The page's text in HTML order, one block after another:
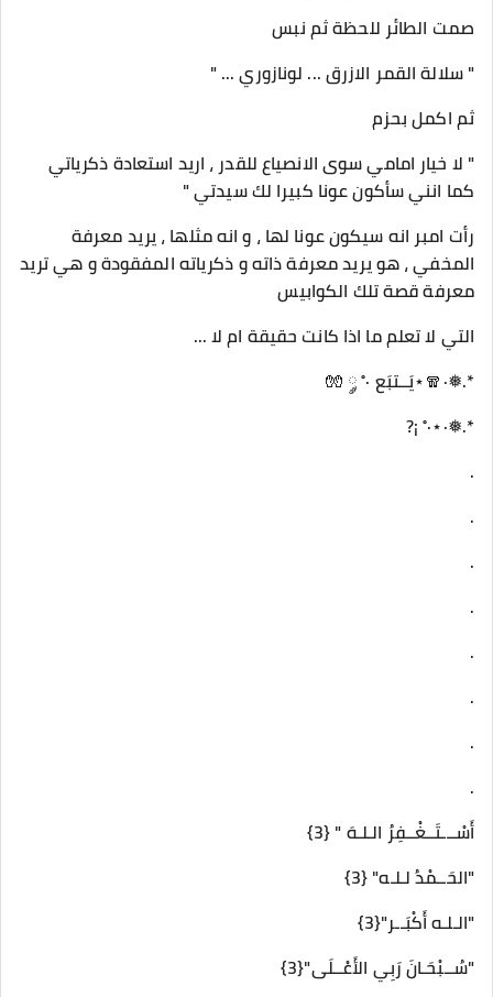
صمت الطائر للحظة ثم نبس
" سلالة القمر الازرق ... لونازوري ... "
ثم اكمل بحزم
" لا خيار امامي سوى الانصياع للقدر ، اريد استعادة ذكرياتي
كما انني سأكون عونا كبيرا لك سيدتي "
رأت امبر انه سيكون عونا لها ، و انه مثلها ، يريد معرفة
المخفي ، هو يريد معرفة ذاته و ذكرياته المفقودة و هي تريد
معرفة قصة تلك الكوابيس
التي لا تعلم ما اذا كانت حقيقة ام لا ...
*.❅·🧣⋆يَــتبَع ·˚ ༘ 🧤
*.❅·⋆·˚ ¡?
.
.
.
.
.
.
.
.
أَسْـــتَــغْــفِرُ الـلـهَ " {3}
"الحَــمْدُ لـلـه" {3}
"الـلـه أَكْبَــر"{3}
"سُــبْحَـانَ رَبِي الأَعْــلَى"{3}